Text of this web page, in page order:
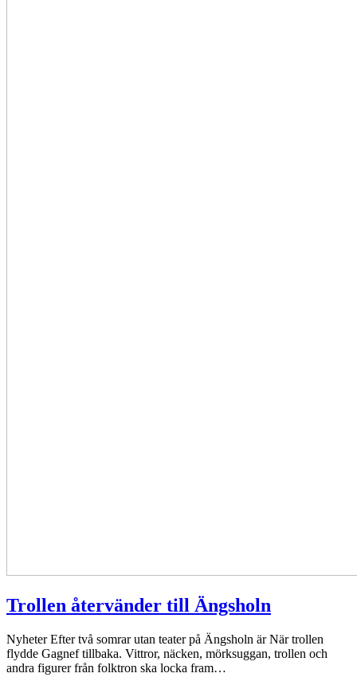
Trollen återvänder till Ängsholn
Nyheter Efter två somrar utan teater på Ängsholn är När trollen
flydde Gagnef tillbaka. Vittror, näcken, mörksuggan, trollen och
andra figurer från folktron ska locka fram…